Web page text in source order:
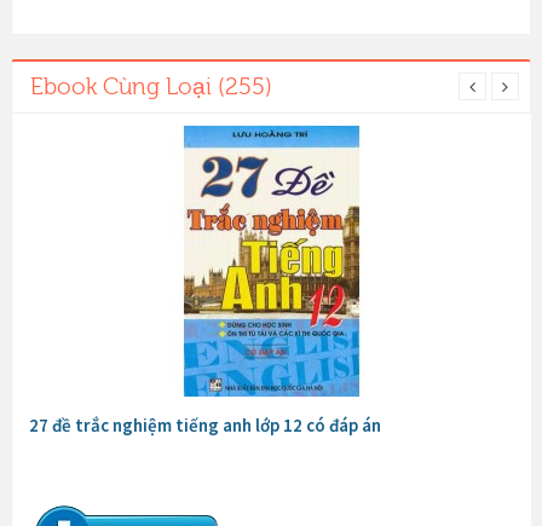
Ebook Cùng Loại (255)
27 đề trắc nghiệm tiếng anh lớp 12 có đáp án